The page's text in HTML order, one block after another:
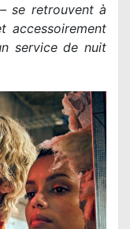
se retrouvent à
accessoirement
service de nuit